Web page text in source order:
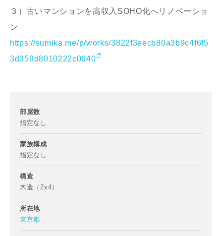
３）古いマンションを高収入SOHO化へリノベーショ
ン
https://sumika.me/p/works/3822f3eecb80a3b9c4f6f5
3d359d8010222c0640
部屋数
指定なし
家族構成
指定なし
構造
木造（2x4）
所在地
東京都
ご住所
郵便番号